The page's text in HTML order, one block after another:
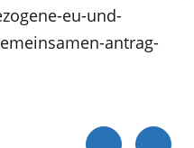
eu-und-
antrag-